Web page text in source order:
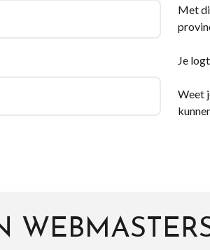
Met
Je
Weet